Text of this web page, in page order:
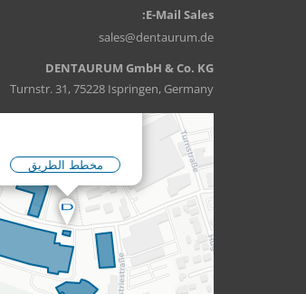
E-Mail Sales:
sales@dentaurum.de
DENTAURUM GmbH & Co. KG
Turnstr. 31, 75228 Ispringen, Germany